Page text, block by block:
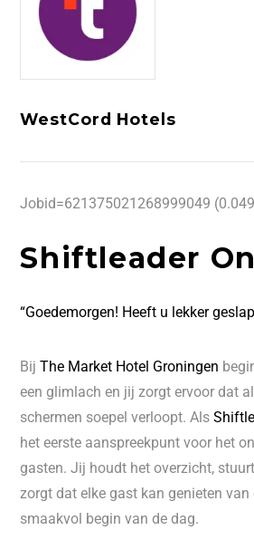
WestCord Hotels
Jobid=621375021268999049
Shiftleader
“Goedemorgen! Heeft u lekker
BijThe Market Hotel Groningen
een glimlach en jij zorgt ervoor dat
schermen soepel verloopt. Als
het eerste aanspreekpunt voor het
gasten. Jij houdt het overzicht,
zorgt dat elke gast kan genieten van
smaakvol begin van de dag.